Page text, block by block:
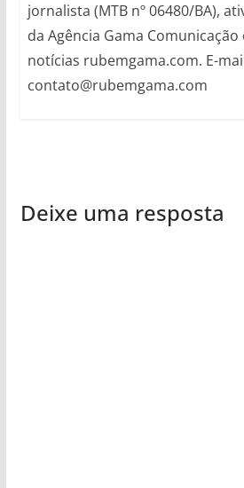
jornalista (MTB nº 06480/BA),
da Agência Gama
notícias rubemgama.com. E-
contato@rubemgama.com
Deixe uma resposta